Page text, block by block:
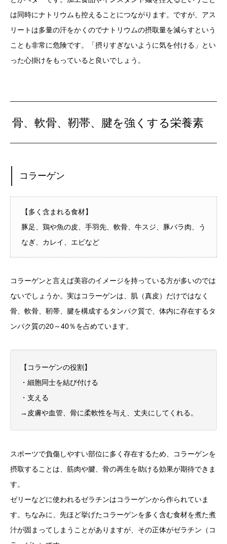
は同時にナトリウムも控えることにつながります。ですが、アス
リートは多量の汗をかくのでナトリウムの摂取量を減らすという
ことも非常に危険です。「摂りすぎないように気を付ける」とい
った心掛けをもっていると良いでしょう。
骨、軟骨、靭帯、腱を強くする栄養素
コラーゲン
【多く含まれる食材】
豚足、鶏や魚の皮、手羽先、軟骨、牛スジ、豚バラ肉、う
なぎ、カレイ、エビなど
コラーゲンと言えば美容のイメージを持っている方が多いのでは
ないでしょうか。実はコラーゲンは、肌（真皮）だけではなく
骨、軟骨、靭帯、腱を構成するタンパク質で、体内に存在するタ
ンパク質の20～40％を占めています。
【コラーゲンの役割】
・細胞同士を結び付ける
・支える
→皮膚や血管、骨に柔軟性を与え、丈夫にしてくれる。
スポーツで負傷しやすい部位に多く存在するため、コラーゲンを
摂取することは、筋肉や腱、骨の再生を助ける効果が期待できま
す。
ゼリーなどに使われるゼラチンはコラーゲンから作られていま
す。ちなみに、先ほど挙げたコラーゲンを多く含む食材を煮た煮
汁が固まってしまうことがありますが、その正体がゼラチン（コ